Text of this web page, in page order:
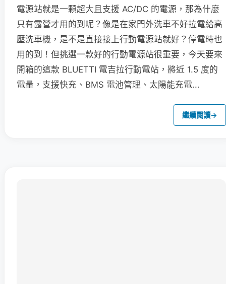
電源站就是一顆超大且支援 AC/DC 的電源，那為什麼
只有露營才用的到呢？像是在家門外洗車不好拉電給高
壓洗車機，是不是直接接上行動電源站就好？停電時也
用的到！但挑選一款好的行動電源站很重要，今天要來
開箱的這款 BLUETTI 電吉拉行動電站，將近 1.5 度的
電量，支援快充、BMS 電池管理、太陽能充電...
繼續閱讀→